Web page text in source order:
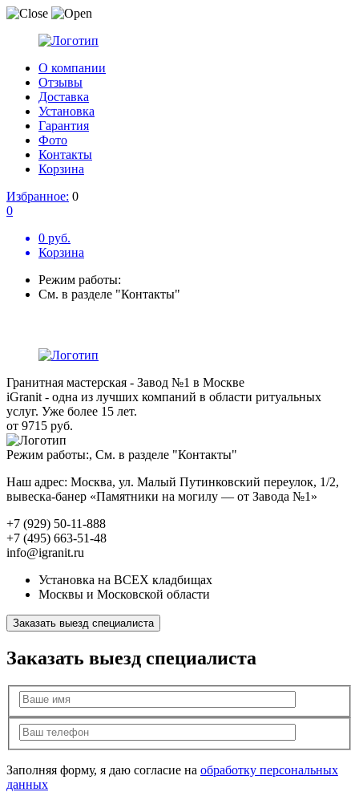
О компании
Отзывы
Доставка
Установка
Гарантия
Фото
Контакты
Корзина
Избранное: 0
0
0 руб.
Корзина
Режим работы:
См. в разделе "Контакты"
Гранитная мастерская - Завод №1 в Москве
iGranit - одна из лучших компаний в области ритуальных
услуг. Уже более 15 лет.
от 9715 руб.
Режим работы:, См. в разделе "Контакты"
Наш адрес: Москва, ул. Малый Путинковский переулок, 1/2,
вывеска-банер «Памятники на могилу — от Завода №1»
+7 (929) 50-11-888
+7 (495) 663-51-48
info@igranit.ru
Установка на ВСЕХ кладбищах
Москвы и Московской области
Заказать выезд специалиста
Заказать выезд специалиста
Заполняя форму, я даю согласие на обработку персональных
данных